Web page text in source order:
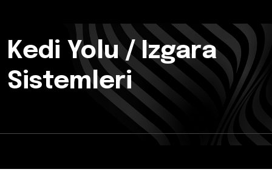
Kedi Yolu / Izgara
Sistemleri